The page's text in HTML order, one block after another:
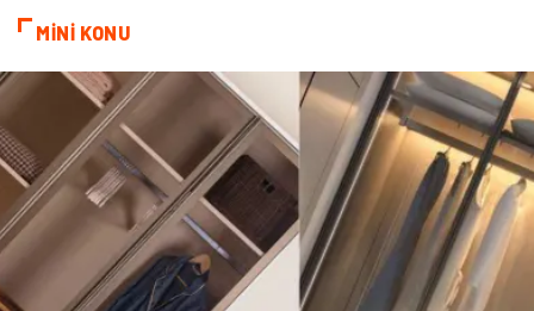
Google Sıralama
MİNİ KONU